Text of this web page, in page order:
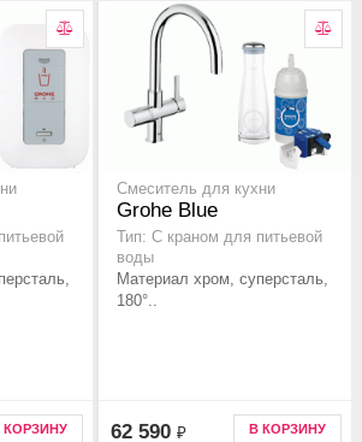
КОРЗИНУ
Смеситель для кухни
Grohe Blue
Тип: С краном для питьевой
воды
Материал хром, суперсталь,
180°..
62 590 ₽ В КОРЗИНУ